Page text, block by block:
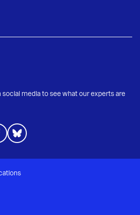
media to see what our experts are